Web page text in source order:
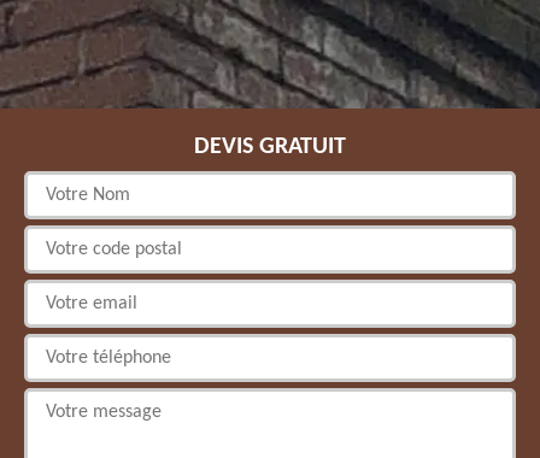
DEVIS GRATUIT